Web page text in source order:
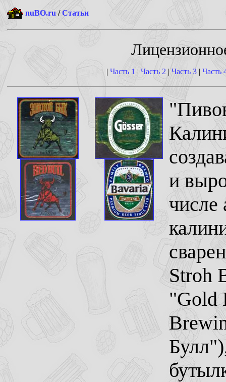
nuBO.ru/Статьи
| Часть 1 | Часть 2 |Часть 3| Часть
и
числе
Stroh
"Gold